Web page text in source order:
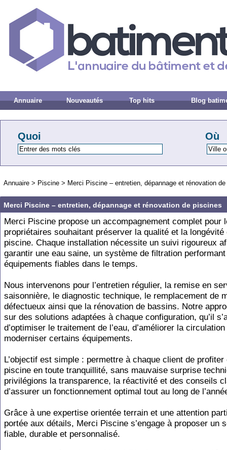
Annuaire Nouveautés Top hits Blog
Quoi Où
Annuaire > Piscine > Merci Piscine – entretien, dépannage et rénovation
Merci Piscine – entretien, dépannage et rénovation de piscines
Merci Piscine propose un accompagnement complet pour
propriétaires souhaitant préserver la qualité et la longévité
piscine. Chaque installation nécessite un suivi rigoureux
garantir une eau saine, un système de filtration
équipements fiables dans le temps.
Nous intervenons pour l’entretien régulier, la remise en
saisonnière, le diagnostic technique, le remplacement de
défectueux ainsi que la rénovation de bassins. Notre
sur des solutions adaptées à chaque configuration, qu’il
d’optimiser le traitement de l’eau, d’améliorer la
moderniser certains équipements.
L’objectif est simple : permettre à chaque client de profiter
piscine en toute tranquillité, sans mauvaise surprise
privilégions la transparence, la réactivité et des conseils
d’assurer un fonctionnement optimal tout au long de
Grâce à une expertise orientée terrain et une attention
portée aux détails, Merci Piscine s’engage à proposer un
fiable, durable et personnalisé.